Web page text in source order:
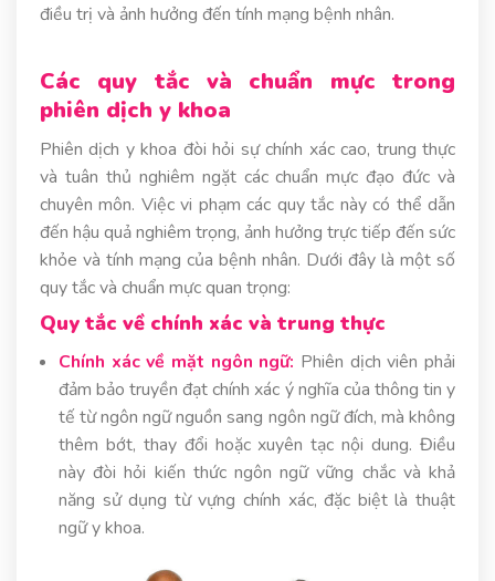
điều trị và ảnh hưởng đến tính mạng bệnh nhân.
Các quy tắc và chuẩn mực trong
phiên dịch y khoa
Phiên dịch y khoa đòi hỏi sự chính xác cao, trung thực
và tuân thủ nghiêm ngặt các chuẩn mực đạo đức và
chuyên môn. Việc vi phạm các quy tắc này có thể dẫn
đến hậu quả nghiêm trọng, ảnh hưởng trực tiếp đến sức
khỏe và tính mạng của bệnh nhân. Dưới đây là một số
quy tắc và chuẩn mực quan trọng:
Quy tắc về chính xác và trung thực
Chính xác về mặt ngôn ngữ: Phiên dịch viên phải
đảm bảo truyền đạt chính xác ý nghĩa của thông tin y
tế từ ngôn ngữ nguồn sang ngôn ngữ đích, mà không
thêm bớt, thay đổi hoặc xuyên tạc nội dung. Điều
này đòi hỏi kiến thức ngôn ngữ vững chắc và khả
năng sử dụng từ vựng chính xác, đặc biệt là thuật
ngữ y khoa.